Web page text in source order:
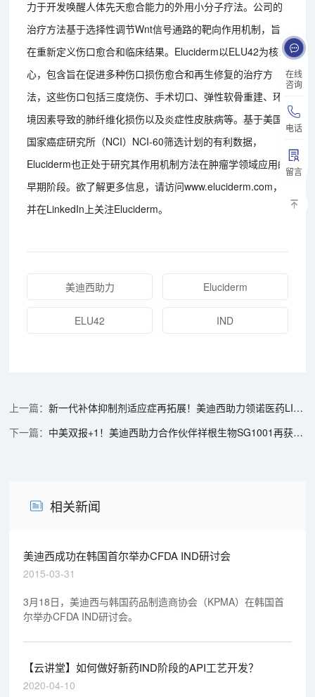
在线
咨询
电话
留言
力于开发唤醒人体先天愈合能力的外用小分子疗法。公司的
治疗方法基于选择性调节Wnt信号通路的靶向作用机制，旨
在重新定义伤口愈合和临床结果。Eluciderm以ELU42为核
心，包含旨在促进多种伤口损伤愈合和再生修复的治疗方
法，这些伤口包括三度烧伤、手术切口、弹性软骨重建、环
境因素导致的肺纤维化损伤以及炎症性皮肤病等。基于美国
国家癌症研究所（NCI）NCI-60筛选计划的有利数据，
Eluciderm也正处于研究其作用机制方法在肿瘤学领域应用的
早期阶段。欲了解更多信息，请访问www.eluciderm.com，
并在LinkedIn上关注Eluciderm。
美迪西助力 Eluciderm
ELU42 IND
新一代补体抑制剂适应症再拓展！美迪西助力领诺医药LIN-2102项目再获临床试验批准
中美双报+1！美迪西助力合作伙伴祥根生物SG1001再获FDA临床试验许可
相关新闻
美迪西成功在韩国首尔举办CFDA IND研讨会
2015-03-31
3月18日，美迪西与韩国药品制造商协会（KPMA）在韩国首
尔举办CFDA IND研讨会。
【云讲堂】如何做好新药IND阶段的API工艺开发？
2020-04-10